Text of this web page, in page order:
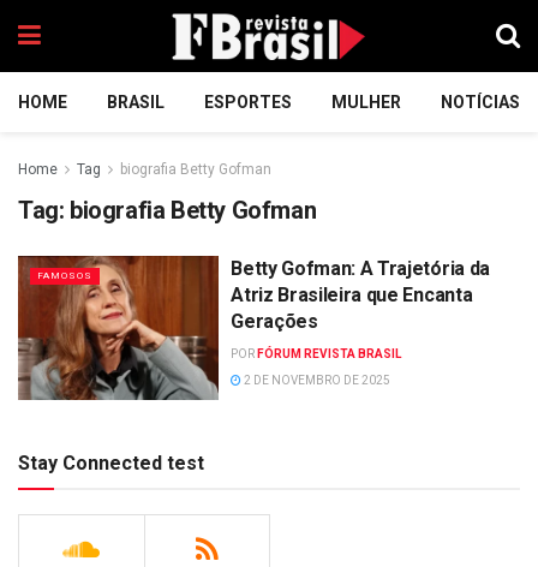
HOME BRASIL ESPORTES MULHER NOTÍCIAS
Home Tag biografia Betty Gofman
Tag: biografia Betty Gofman
FAMOSOS
Betty Gofman: A Trajetória da
Atriz Brasileira que Encanta
Gerações
POR FÓRUM REVISTA BRASIL
2 DE NOVEMBRO DE 2025
Stay Connected test